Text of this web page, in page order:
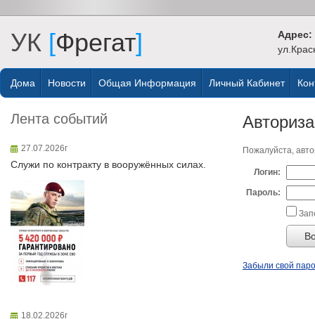
УК [Фрегат] Адрес:
Дома Новости Общая Информация Личный Кабинет
Лента событий
27.07.2026г
Служи по контракту в вооружённых силах.
18.02.2026г
Пожалуйста,
Логин:
Пароль:
Забыли свой